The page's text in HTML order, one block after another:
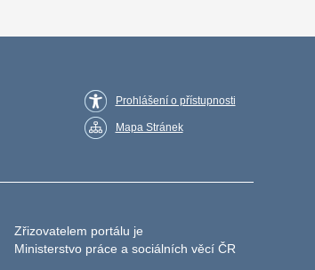
Prohlášení o přístupnosti
Mapa Stránek
Zřizovatelem portálu je
Ministerstvo práce a sociálních věcí ČR